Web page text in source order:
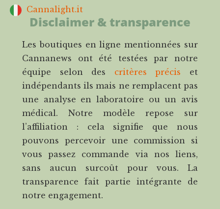
Cannalight.it
Disclaimer & transparence
Les boutiques en ligne mentionnées sur
Cannanews ont été testées par notre
équipe selon des critères précis et
indépendants ils mais ne remplacent pas
une analyse en laboratoire ou un avis
médical. Notre modèle repose sur
l’affiliation : cela signifie que nous
pouvons percevoir une commission si
vous passez commande via nos liens,
sans aucun surcoût pour vous. La
transparence fait partie intégrante de
notre engagement.